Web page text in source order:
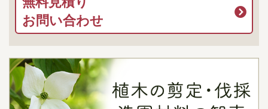
お問い合わせ